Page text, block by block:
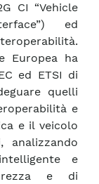
CI “Vehicle
ed
Europea ha
ed ETSI di
quelli
e
e il veicolo
e
e di